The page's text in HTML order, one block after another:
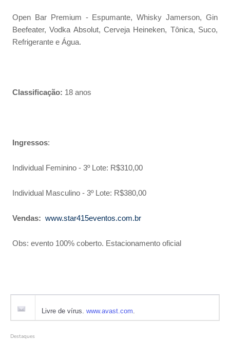
Open Bar Premium - Espumante, Whisky Jamerson, Gin
Beefeater, Vodka Absolut, Cerveja Heineken, Tônica, Suco,
Refrigerante e Água.
Classificação: 18 anos
Ingressos:
Individual Feminino - 3º Lote: R$310,00
Individual Masculino - 3º Lote: R$380,00
Vendas: www.star415eventos.com.br
Obs: evento 100% coberto. Estacionamento oficial
Livre de vírus. www.avast.com.
Destaques